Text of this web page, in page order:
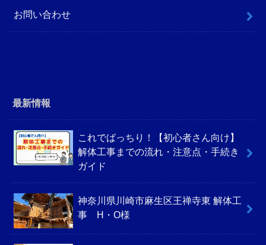
お問い合わせ
最新情報
これでばっちり！【初心者さん向け】
解体工事までの流れ・注意点・手続き
ガイド
神奈川県川崎市麻生区王禅寺東 解体工
事 H・O様